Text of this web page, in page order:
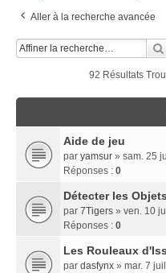
Aller à la recherche avancée
92 Résultats
Aide de jeu
par yamsur » sam. 25
Réponses : 0
Détecter les
par 7Tigers » ven. 10
Réponses : 0
Les Rouleaux
par dasfynx » mar. 7